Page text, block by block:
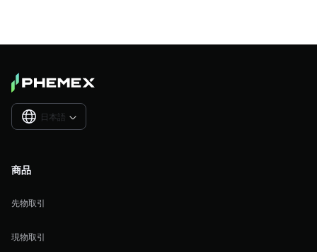
日本語 
商品
先物取引
現物取引